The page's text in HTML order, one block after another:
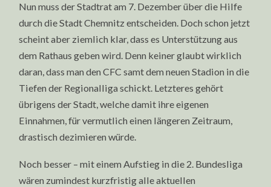
Nun muss der Stadtrat am 7. Dezember über die Hilfe
durch die Stadt Chemnitz entscheiden. Doch schon jetzt
scheint aber ziemlich klar, dass es Unterstützung aus
dem Rathaus geben wird. Denn keiner glaubt wirklich
daran, dass man den CFC samt dem neuen Stadion in die
Tiefen der Regionalliga schickt. Letzteres gehört
übrigens der Stadt, welche damit ihre eigenen
Einnahmen, für vermutlich einen längeren Zeitraum,
drastisch dezimieren würde.
Noch besser – mit einem Aufstieg in die 2. Bundesliga
wären zumindest kurzfristig alle aktuellen